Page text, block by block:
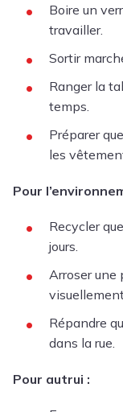
Boire un
travailler.
Sortir
Ranger la
temps.
Préparer
les
Pour
Recycler
jours.
Arroser
Répandre
dans la rue.
Pour autrui :